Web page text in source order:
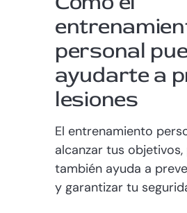
personal
ayudarte a
lesiones
El entrenamiento
alcanzar tus objetivos,
también ayuda a
y garantizar tu